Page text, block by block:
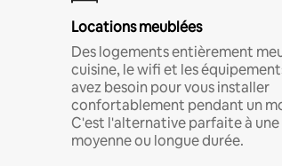
Locations meublées
Des logements entièrement
cuisine, le wifi et les
avez besoin pour vous installer
confortablement pendant un
C'est l'alternative parfaite à
moyenne ou longue durée.